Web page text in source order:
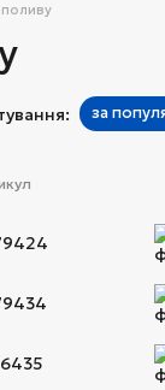
за